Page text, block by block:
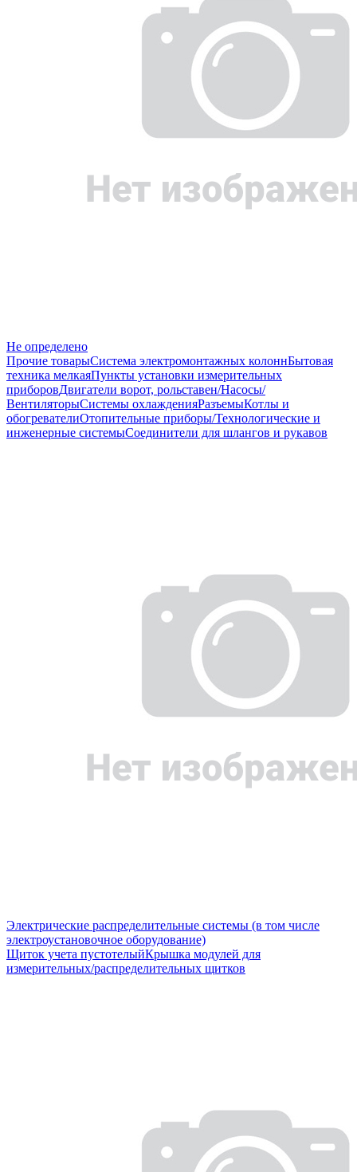
Не определено
Прочие товарыСистема электромонтажных колоннБытовая
техника мелкаяПункты установки измерительных
приборовДвигатели ворот, рольставен/Насосы/
ВентиляторыСистемы охлажденияРазъемыКотлы и
обогревателиОтопительные приборы/Технологические и
инженерные системыСоединители для шлангов и рукавов
Электрические распределительные системы (в том числе
электроустановочное оборудование)
Щиток учета пустотелыйКрышка модулей для
измерительных/распределительных щитков